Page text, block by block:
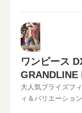
能!!状態も（開封
のような入力方法
る。開催中の買取
定の仮買取査定金
込みフォームから
無料の宅配キット
て、送るだけ。自
いものが売れます
からでもお買取り
など全て無料です
取中！！2022/06/
が遅れているもの
は全て最新の相場
ください。》ワン
GRANDLINE MEN
（未開封の場
ピースDXフィギュ
ワンピース
GRANDLINE
D・ルフィー
大人気プライズフ
ィ＆バリエーショ